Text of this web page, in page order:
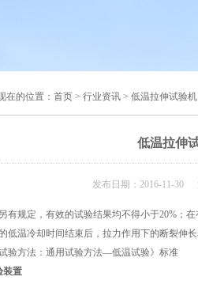
在的位置： 首页 > 行业资讯 > 低温拉伸试验机
低温拉伸
发布日期：2016-11-30
有规定，有效的试验结果均不得小于20%；
低温冷却时间结束后，拉力作用下的断裂伸
验方法：通用试验方法—低温试验》标准
装置